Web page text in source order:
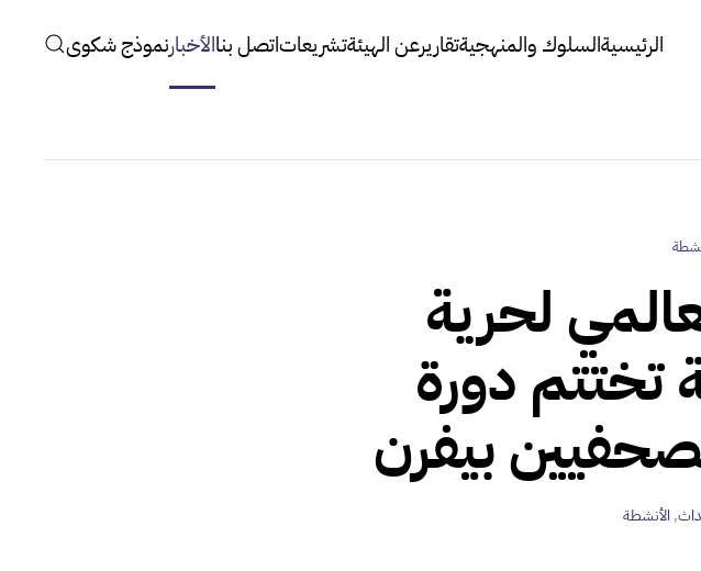
الرئيسيةالسلوك والمنهجيةتقاريرعن الهيئةتشريعاتاتصل بناالأخبارنموذج شكوى
لحرية
تختتم دورة
بيفرن
, الأنشطة